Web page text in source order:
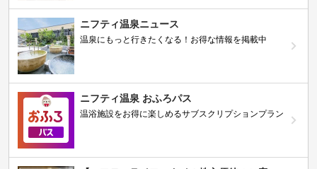
ニフティ温泉ニュース
温泉にもっと行きたくなる！お得な情報を掲載中
ニフティ温泉 おふろパス
温浴施設をお得に楽しめるサブスクリプションプラン